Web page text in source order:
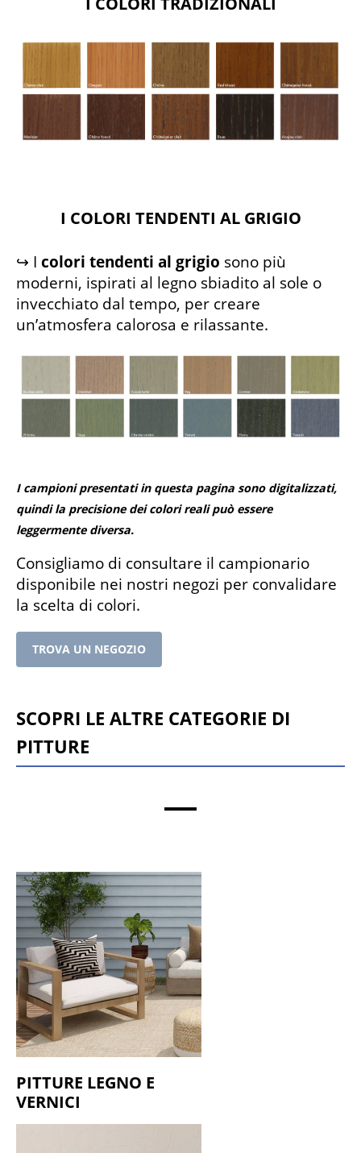
I COLORI TENDENTI AL GRIGIO
↪ I colori tendenti al grigio sono più
moderni, ispirati al legno sbiadito al sole o
invecchiato dal tempo, per creare
un’atmosfera calorosa e rilassante.
I campioni presentati in questa pagina sono digitalizzati,
quindi la precisione dei colori reali può essere
leggermente diversa.
Consigliamo di consultare il campionario
disponibile nei nostri negozi per convalidare
la scelta di colori.
TROVA UN NEGOZIO
Scopri le altre categorie di
pitture
PITTURE LEGNO E
VERNICI